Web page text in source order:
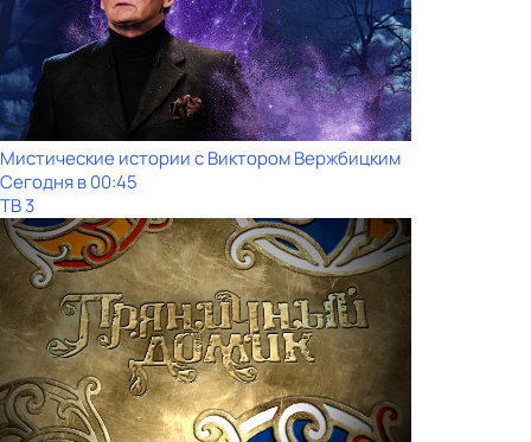
Мистические истории с Виктoром Bержбицким
Сегодня в 00:45
ТВ 3